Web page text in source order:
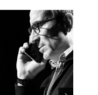
de